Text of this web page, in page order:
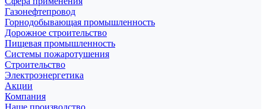
Газонефтепровод
Горнодобывающая промышленность
Дорожное строительство
Пищевая промышленность
Системы пожаротушения
Строительство
Электроэнергетика
Акции
Компания
Наше производство